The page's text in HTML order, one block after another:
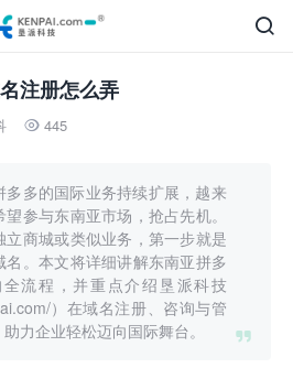

注册怎么弄
 445

多的国际业务持续扩展，越来
参与东南亚市场，抢占先机。
商城或类似业务，第一步就是
。本文将详细讲解东南亚拼多
流程，并重点介绍垦派科技
）在域名注册、咨询与管
力企业轻松迈向国际舞台。